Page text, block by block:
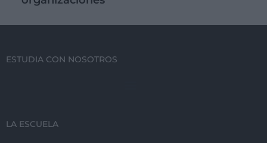
ESTUDIA CON NOSOTROS
LA ESCUELA